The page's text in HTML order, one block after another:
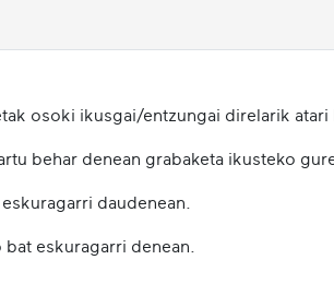
osoki ikusgai/entzungai direlarik atari
behar denean grabaketa ikusteko
daudenean.
eskuragarri denean.